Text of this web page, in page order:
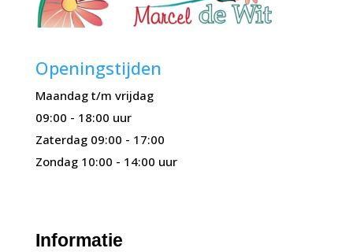
Openingstijden
Maandag t/m vrijdag
09:00 - 18:00 uur
Zaterdag 09:00 - 17:00
Zondag 10:00 - 14:00 uur
Informatie